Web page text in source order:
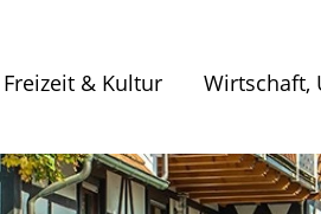
Freizeit & Kultur Wirtschaft,